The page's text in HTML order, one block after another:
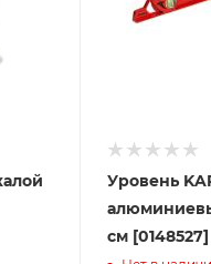
Уровень
см [0148527]